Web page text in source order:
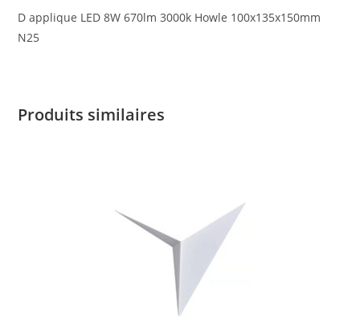
D applique LED 8W 670lm 3000k Howle 100x135x150mm
N25
Produits similaires